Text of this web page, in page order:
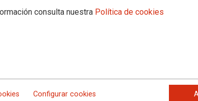
consulta nuestra Política de cookies
Configurar cookies